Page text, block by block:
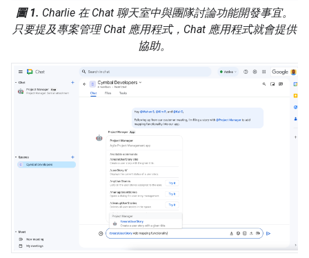
圖 1. Charlie 在 Chat 聊天室中與團隊討論功能開發事宜。
只要提及專案管理 Chat 應用程式，Chat 應用程式就會提供
協助。